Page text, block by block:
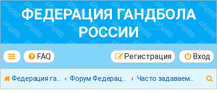
ФЕДЕРАЦИЯ ГАНДБОЛА
РОССИИ
FAQ Вход
Регистрация
Федерация гандбола России